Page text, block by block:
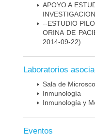
APOYO A
--ESTUDIO
ORINA DE
2014-09-22)
Laboratorios
Sala de
Inmunología
Inmunología y
Eventos